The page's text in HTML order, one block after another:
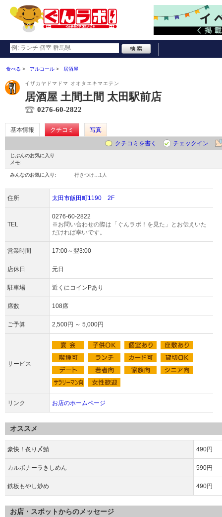
食べる アルコール 居酒屋
イザカヤドマドマ オオタエキマエテン
居酒屋 土間土間 太田駅前店
0276-60-2822
基本情報 クチコミ
写真
クチコミを書く
チェックイン
じぶんのお気に入り:
メモ:
みんなのお気に入り: 行きつけ… 1人
住所 太田市飯田町1190 2F
TEL
0276-60-2822
※お問い合わせの際は「ぐんラボ！を見た」とお伝えいた
だければ幸いです。
営業時間 17:00～翌3:00
店休日 元日
駐車場 近くにコインPあり
席数 108席
ご予算 2,500円 ～ 5,000円
サービス
リンク お店のホームページ
オススメ
豪快！炙り〆鯖 490円
カルボナーラきしめん 590円
鉄板もやし炒め 490円
お店・スポットからのメッセージ